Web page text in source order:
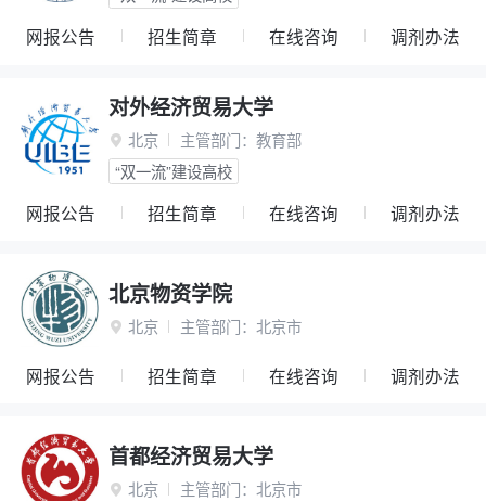
网报公告 招生简章 在线咨询 调剂办法
对外经济贸易大学
 北京 主管部门： 教育部
“双一流”建设高校
网报公告 招生简章 在线咨询 调剂办法
北京物资学院
 北京 主管部门： 北京市
网报公告 招生简章 在线咨询 调剂办法
首都经济贸易大学
 北京 主管部门： 北京市